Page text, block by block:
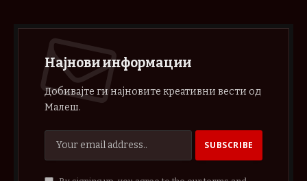
Најнови информации
Добивајте ги најновите креативни вести од
Малеш.